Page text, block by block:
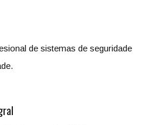
de sistemas de seguridade